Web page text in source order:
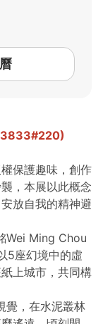
)
保護趣味，創作
，本展以此概念
放自我的精神避
Wei Ming Chou
5座幻境中的虛
上城市，共同構
覺，在水泥叢林